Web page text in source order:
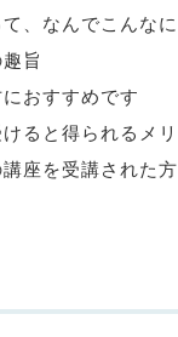
、なんでこんな
旨
おすすめです
ると得られるメ
座を受講された